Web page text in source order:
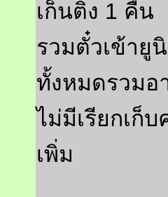
เก็นติ้ง 1 คืน
รวมตั๋วเข้ายู
ทั้งหมดรวมอ
ไม่มีเรียกเก็
เพิ่ม